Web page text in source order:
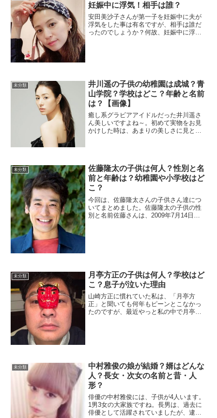
妊娠中に浮気！相手は誰？
安田美沙子さんが第一子を妊娠中に夫が
浮気をした事は有名ですが、相手は誰だ
ったのでしょうか？何故、妊娠中に浮気
未分類
井川遥の子供の幼稚園は成城？青
山学院？学校はどこ？年齢と名前
は？【画像】
癒し系グラビアアイドルだった井川遥さ
ん美しいですよね～。初めて実物をお見
かけした時は、あまりの美しさに見とれ
未分類
佐藤隆太の子供は何人？性別と名
前と年齢は？幼稚園や小学校はど
こ？
今回は、佐藤隆太さんの子供さん達につ
いてまとめました。佐藤隆太の子供の性
別と名前佐藤さんは、2009年7月14日一
未分類
月亭方正の子供は何人？学校はど
こ？息子が泣いた理由
山崎方正に慣れていた私は、「月亭方
正」と聞いても何年もピーンとこなかっ
たのですが、最近やっと私の中で月亭方
未分類
中村雅俊の娘が結婚？婿はどんな
人？長女・次女の名前と昔・人
形？
俳優の中村雅俊には、子供が4人います。
1男3女の大家族ですね。長男は、過去に
俳優として活躍されていましたが、逮捕